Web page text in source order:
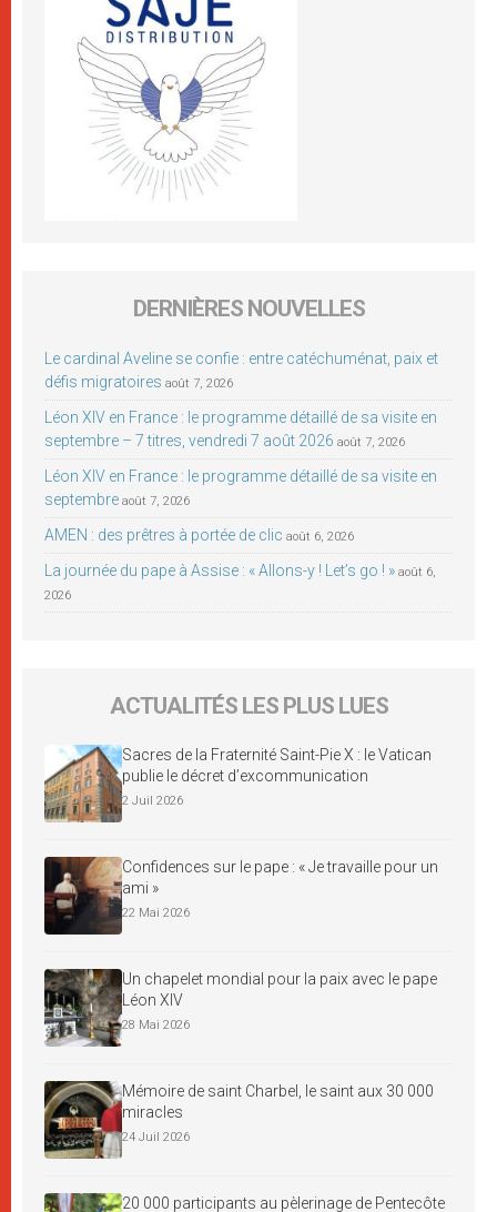
DERNIÈRES NOUVELLES
Le cardinal Aveline se confie : entre catéchuménat, paix et
défis migratoires août 7, 2026
Léon XIV en France : le programme détaillé de sa visite en
septembre – 7 titres, vendredi 7 août 2026 août 7, 2026
Léon XIV en France : le programme détaillé de sa visite en
septembre août 7, 2026
AMEN : des prêtres à portée de clic août 6, 2026
La journée du pape à Assise : « Allons-y ! Let’s go ! » août 6,
2026
ACTUALITÉS LES PLUS LUES
Sacres de la Fraternité Saint-Pie X : le Vatican
publie le décret d’excommunication
2 Juil 2026
Confidences sur le pape : « Je travaille pour un
ami »
22 Mai 2026
Un chapelet mondial pour la paix avec le pape
Léon XIV
28 Mai 2026
Mémoire de saint Charbel, le saint aux 30 000
miracles
24 Juil 2026
20 000 participants au pèlerinage de Pentecôte